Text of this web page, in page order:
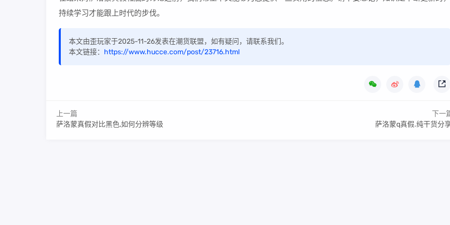
持续学习才能跟上时代的步伐。
本文由歪玩家于2025-11-26发表在潮货联盟，如有疑问，请联系我们。
本文链接： https://www.hucce.com/post/23716.html
上一篇
萨洛蒙真假对比黑色,如何分辨等级
下一
萨洛蒙q真假.纯干货分